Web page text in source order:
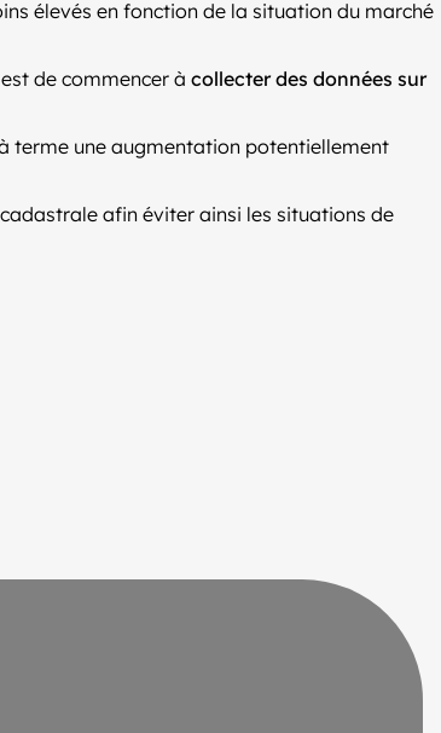
élevés en fonction de la situation du marché
de commencer à collecter des données sur
terme une augmentation potentiellement
afin éviter ainsi les situations de